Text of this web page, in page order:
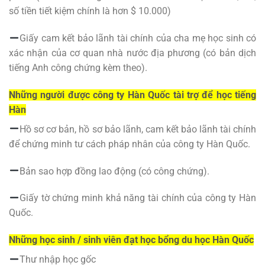
số tiền tiết kiệm chính là hơn $ 10.000)
Giấy cam kết bảo lãnh tài chính của cha mẹ học sinh có
xác nhận của cơ quan nhà nước địa phương (có bản dịch
tiếng Anh công chứng kèm theo).
Những người được công ty Hàn Quốc tài trợ để học tiếng
Hàn
Hồ sơ cơ bản, hồ sơ bảo lãnh, cam kết bảo lãnh tài chính
để chứng minh tư cách pháp nhân của công ty Hàn Quốc.
Bản sao hợp đồng lao động (có công chứng).
Giấy tờ chứng minh khả năng tài chính của công ty Hàn
Quốc.
Những học sinh / sinh viên đạt học bổng du học Hàn Quốc
Thư nhập học gốc